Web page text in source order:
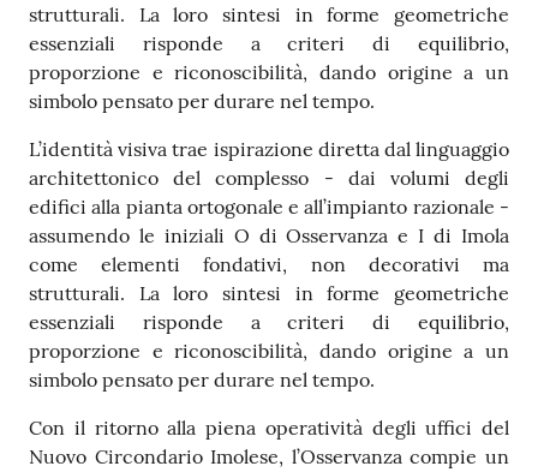
strutturali. La loro sintesi in forme geometriche
essenziali risponde a criteri di equilibrio,
proporzione e riconoscibilità, dando origine a un
simbolo pensato per durare nel tempo.
L’identità visiva trae ispirazione diretta dal linguaggio
architettonico del complesso - dai volumi degli
edifici alla pianta ortogonale e all’impianto razionale -
assumendo le iniziali O di Osservanza e I di Imola
come elementi fondativi, non decorativi ma
strutturali. La loro sintesi in forme geometriche
essenziali risponde a criteri di equilibrio,
proporzione e riconoscibilità, dando origine a un
simbolo pensato per durare nel tempo.
Con il ritorno alla piena operatività degli uffici del
Nuovo Circondario Imolese, l’Osservanza compie un